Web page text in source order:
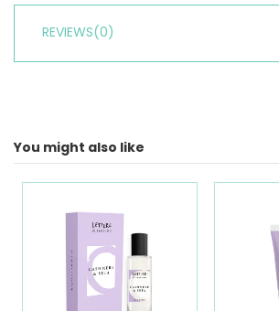
REVIEWS(0)
You might also like